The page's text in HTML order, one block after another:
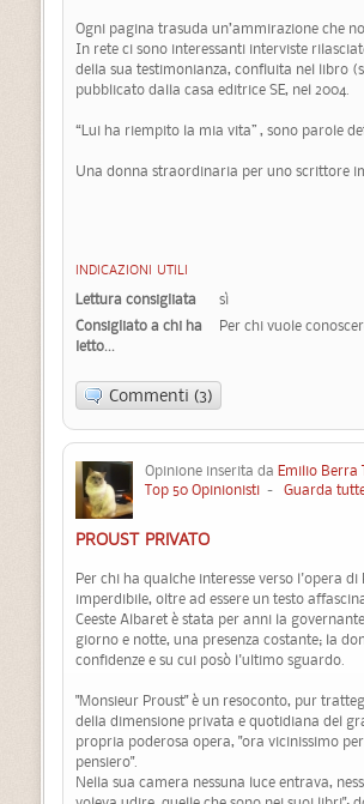
Ogni pagina trasuda un’ammirazione che
In rete ci sono interessanti interviste
della sua testimonianza, confluita nel libro
pubblicato dalla casa editrice SE, nel 2004.
“Lui ha riempito la mia vita” , sono parole
Una donna straordinaria per uno scrittore
INDICAZIONI UTILI
Lettura consigliata
sì
Consigliato a chi ha
letto...
Per chi vuole
Commenti (3)
Opinione inserita da Emilio Berra
Top 50 Opinionisti - Guarda
PROUST PRIVATO
Per chi ha qualche interesse verso l'opera
imperdibile, oltre ad essere un testo
Ceeste Albaret è stata per anni la
giorno e notte, una presenza costante; la
confidenze e su cui posò l'ultimo sguardo.
"Monsieur Proust" è un resoconto, pur
della dimensione privata e quotidiana del
propria poderosa opera, "ora vicinissimo
pensiero".
Nella sua camera nessuna luce entrava,